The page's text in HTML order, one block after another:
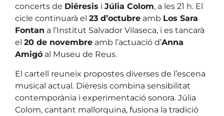
concerts de Diëresis i Júlia Colom, a les 21 h. El
cicle continuarà el 23 d’octubre amb Los Sara
Fontan a l’Institut Salvador Vilaseca, i es tancarà
el 20 de novembre amb l’actuació d’Anna
Amigó al Museu de Reus.
El cartell reuneix propostes diverses de l’escena
musical actual. Diëresis combina sensibilitat
contemporània i experimentació sonora. Júlia
Colom, cantant mallorquina, fusiona la tradició